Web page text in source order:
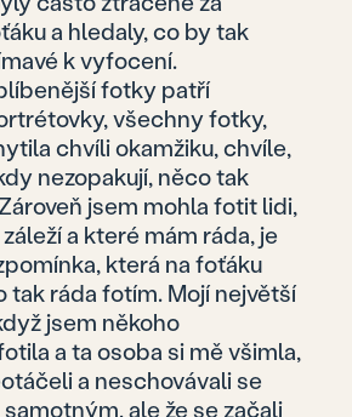
a hledaly, co by tak
k vyfocení.
fotky patří
všechny fotky,
chvíli okamžiku, chvíle,
nezopakují, něco tak
jsem mohla fotit lidi,
a které mám ráda, je
která na foťáku
tak ráda fotím. Mojí největší
jsem někoho
a ta osoba si mě všimla,
a neschovávali se
ale že se začali